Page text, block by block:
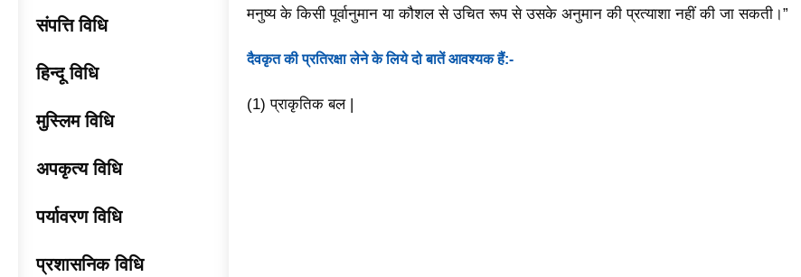
संपत्ति विधि
हिन्दू विधि
मुस्लिम विधि
अपकृत्य विधि
पर्यावरण विधि
प्रशासनिक विधि
मनुष्य के किसी पूर्वानुमान या कौशल से उचित रूप से उसके अनुमान की प्रत्याशा नहीं की जा सकती।”
दैवकृत की प्रतिरक्षा लेने के लिये दो बातें आवश्यक हैं:-
(1) प्राकृतिक बल |